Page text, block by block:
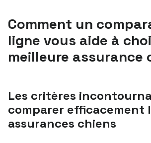
Comment un
ligne vous aide à
meilleure assurance
Les critères
comparer efficacement
assurances chiens